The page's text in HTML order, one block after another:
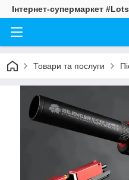
Інтернет-супермаркет
Товари та послуги